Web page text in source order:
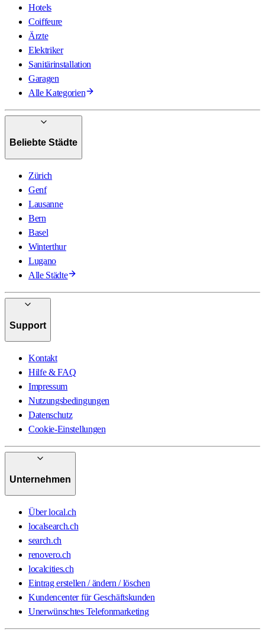
Hotels
Coiffeure
Ärzte
Elektriker
Sanitärinstallation
Garagen
Alle Kategorien
Beliebte Städte
Zürich
Genf
Lausanne
Bern
Basel
Winterthur
Lugano
Alle Städte
Support
Kontakt
Hilfe & FAQ
Impressum
Nutzungsbedingungen
Datenschutz
Cookie-Einstellungen
Unternehmen
Über local.ch
localsearch.ch
search.ch
renovero.ch
localcities.ch
Eintrag erstellen / ändern / löschen
Kundencenter für Geschäftskunden
Unerwünschtes Telefonmarketing